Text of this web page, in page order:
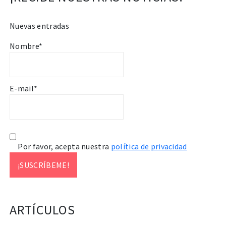
Nuevas entradas
Nombre*
E-mail*
Por favor, acepta nuestra política de privacidad
ARTÍCULOS